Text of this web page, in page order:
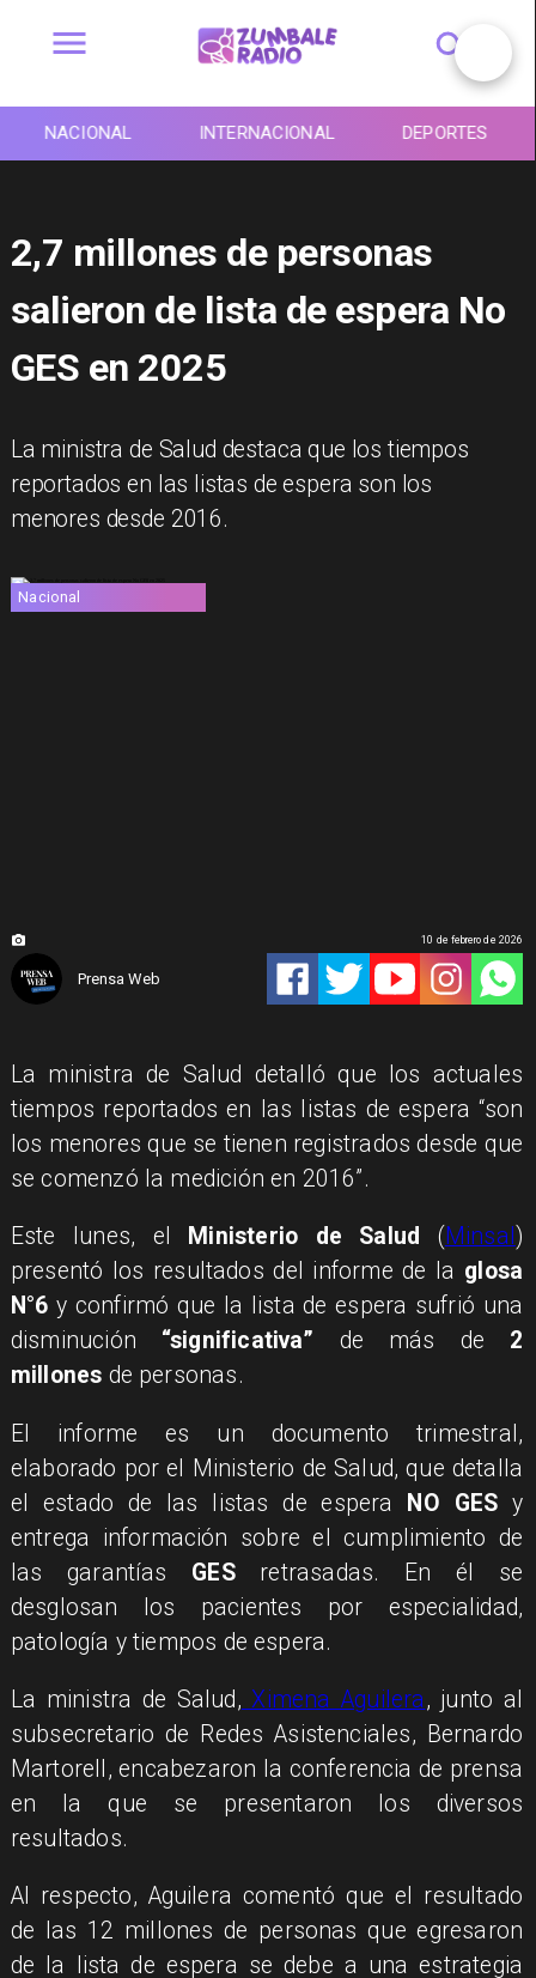
NACIONAL INTERNACIONAL DEPORTES
2,7 millones de personas
salieron de lista de espera No
GES en 2025
La ministra de Salud destaca que los tiempos
reportados en las listas de espera son los
menores desde 2016.
Nacional
Prensa Web
10 de febrero de 2026
La ministra de Salud detalló que los actuales
tiempos reportados en las listas de espera “son
los menores que se tienen registrados desde que
se comenzó la medición en 2016”.
Este lunes, el Ministerio de Salud (Minsal )
presentó los resultados del informe de la glosa
N°6 y confirmó que la lista de espera sufrió una
disminución “significativa” de más de 2
millones de personas.
El informe es un documento trimestral,
elaborado por el Ministerio de Salud, que detalla
el estado de las listas de espera NO GES y
entrega información sobre el cumplimiento de
las garantías GESretrasadas. En él se
desglosan los pacientes por especialidad,
patología y tiempos de espera.
La ministra de Salud, Ximena Aguilera, junto al
subsecretario de Redes Asistenciales, Bernardo
Martorell, encabezaron la conferencia de prensa
en la que se presentaron los diversos
resultados.
Al respecto, Aguilera comentó que el resultado
de las 12 millones de personas que egresaron
de la lista de espera se debe a una estrategia